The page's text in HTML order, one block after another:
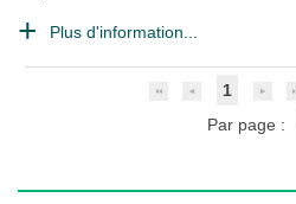
Plus d'information...
1
Par page :